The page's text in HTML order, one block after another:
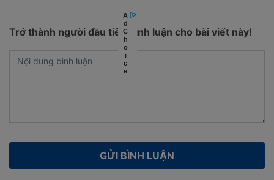
Trở thành người đầu tiên bình luận cho bài viết này!